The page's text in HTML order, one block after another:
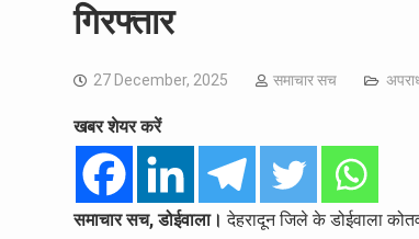
गिरफ्तार
27 December, 2025 समाचार सच
खबर शेयर करें
समाचार सच, डोईवाला।देहरादून जिले के डोईवाला